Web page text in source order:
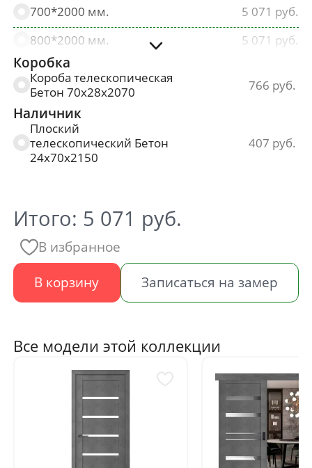
700*2000 мм.
5 071
800*2000 мм.
5 071
900*2000 мм.
Коробка
Короба телескопическая
Бетон 70х28х2070
766
Наличник
Плоский
телескопический Бетон
24х70х2150
407
Итого: 5 071 руб.
В избранное
В корзину
Записаться на замер
Все модели этой коллекции